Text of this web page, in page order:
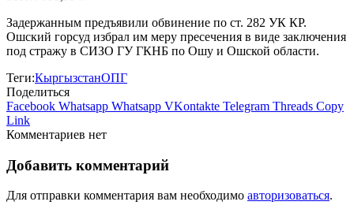
Задержанным предъявили обвинение по ст. 282 УК КР.
Ошский горсуд избрал им меру пресечения в виде заключения
под стражу в СИЗО ГУ ГКНБ по Ошу и Ошской области.
Теги:КыргызстанОПГ
Поделиться
Facebook Whatsapp Whatsapp VKontakte Telegram Threads Copy
Link
Комментариев нет
Добавить комментарий
Для отправки комментария вам необходимо авторизоваться.